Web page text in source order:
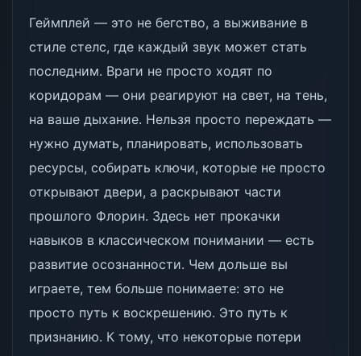
Геймплей — это не бегство, а выживание в
стиле стелс, где каждый звук может стать
последним. Враги не просто ходят по
коридорам — они реагируют на свет, на тень,
на ваше дыхание. Нельзя просто переждать —
нужно думать, планировать, использовать
ресурсы, собирать ключи, которые не просто
открывают двери, а раскрывают части
прошлого Флорин. Здесь нет прокачки
навыков в классическом понимании — есть
развитие осознанности. Чем дольше вы
играете, тем больше понимаете: это не
просто путь к воскрешению. Это путь к
признанию. К тому, что некоторые потери